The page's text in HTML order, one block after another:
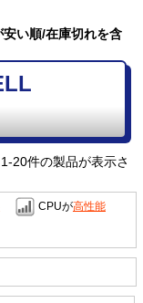
い順/在庫切れを含
20件の製品が表示さ
CPUが高性能